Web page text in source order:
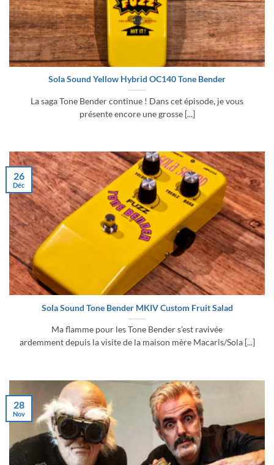
Sola Sound Yellow Hybrid OC140 Tone Bender
La saga Tone Bender continue ! Dans cet épisode, je vous
présente encore une grosse [...]
Sola Sound Tone Bender MKIV Custom Fruit Salad
Ma flamme pour les Tone Bender s’est ravivée
ardemment depuis la visite de la maison mère Macaris/Sola [...]
26
Déc
28
Nov